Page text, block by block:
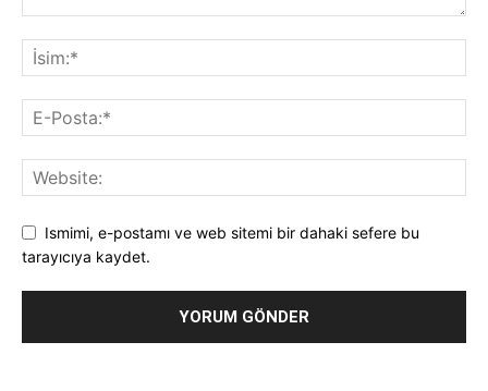
Ismimi, e-postamı ve web sitemi bir dahaki sefere bu
tarayıcıya kaydet.